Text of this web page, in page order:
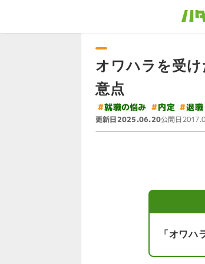
オワハラを受
意点
#就職の悩み #内定 #退職
更新日2025.06.20公開日
「オワ